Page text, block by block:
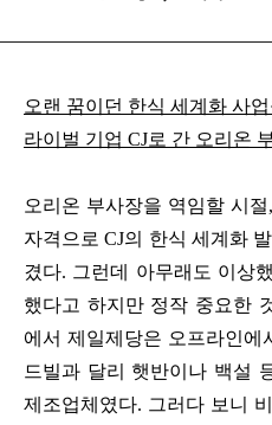
오랜 꿈이던 한식 세계화 사업
라이벌 기업 CJ로 간 오리온
오리온 부사장을 역임할 시
자격으로 CJ의 한식 세계화
겼다. 그런데 아무래도 이상
했다고 하지만 정작 중요한
에서 제일제당은 오프라인에
드빌과 달리 햇반이나 백설
제조업체였다. 그러다 보니